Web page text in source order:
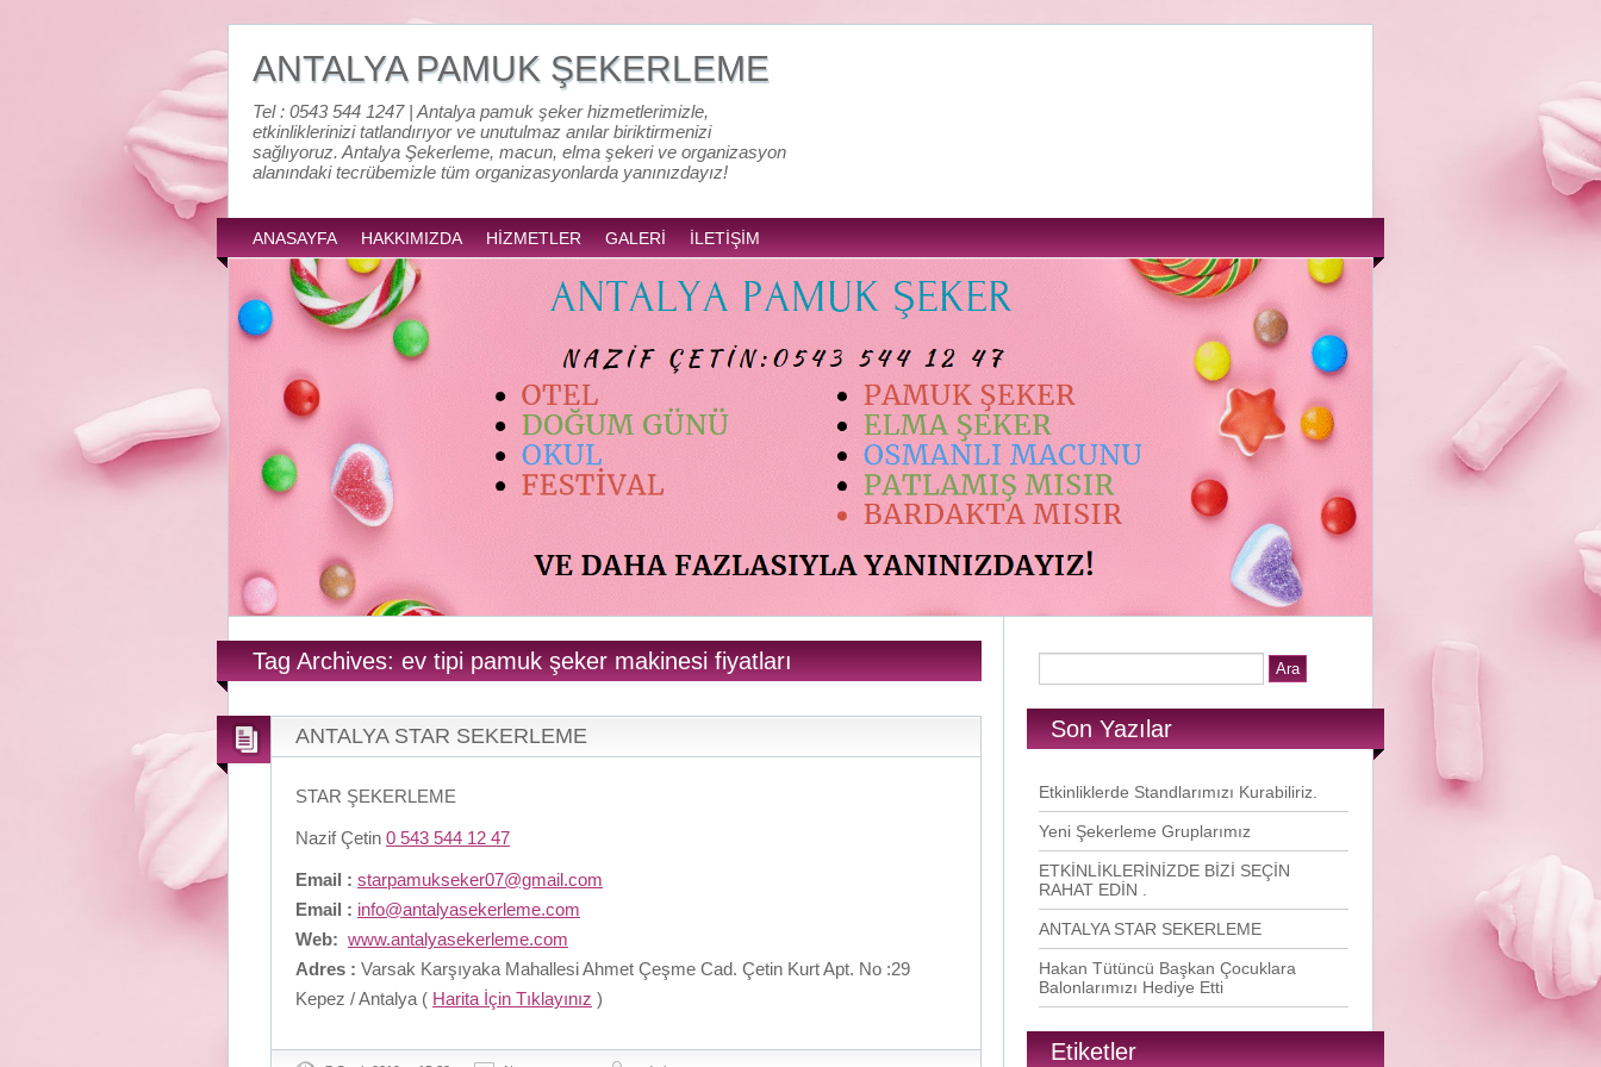
ANTALYA PAMUK ŞEKERLEME
Tel : 0543 544 1247 | Antalya pamuk şeker hizmetlerimizle,
etkinliklerinizi tatlandırıyor ve unutulmaz anılar biriktirmenizi
sağlıyoruz. Antalya Şekerleme, macun, elma şekeri ve organizasyon
alanındaki tecrübemizle tüm organizasyonlarda yanınızdayız!
ANASAYFA HAKKIMIZDA HİZMETLER GALERİ İLETİŞİM
Tag Archives: ev tipi pamuk şeker makinesi fiyatları
ANTALYA STAR SEKERLEME
STAR ŞEKERLEME
Nazif Çetin 0 543 544 12 47
Email : starpamukseker07@gmail.com
Email : info@antalyasekerleme.com
Web: www.antalyasekerleme.com
Adres : Varsak Karşıyaka Mahallesi Ahmet Çeşme Cad. Çetin Kurt Apt. No :29
Kepez / Antalya ( Harita İçin Tıklayınız )
Son Yazılar
Etkinliklerde Standlarımızı Kurabiliriz.
Yeni Şekerleme Gruplarımız
ETKİNLİKLERİNİZDE BİZİ SEÇİN
RAHAT EDİN .
ANTALYA STAR SEKERLEME
Hakan Tütüncü Başkan Çocuklara
Balonlarımızı Hediye Etti
Etiketler